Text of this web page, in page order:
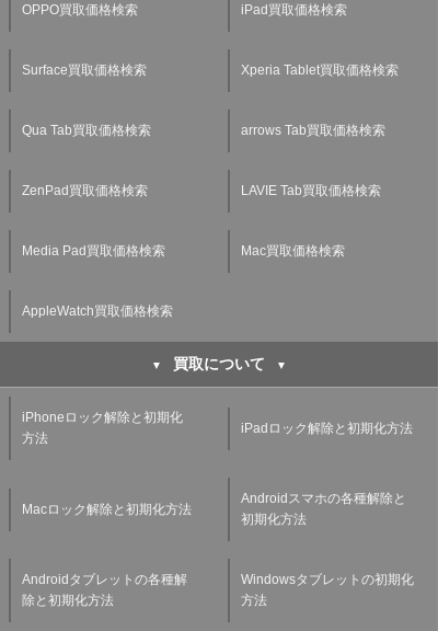
OPPO買取価格検索 iPad買取価格検索
Surface買取価格検索 Xperia Tablet買取価格検索
Qua Tab買取価格検索 arrows Tab買取価格検索
ZenPad買取価格検索 LAVIE Tab買取価格検索
Media Pad買取価格検索 Mac買取価格検索
AppleWatch買取価格検索
買取について
iPhoneロック解除と初期化
方法
iPadロック解除と初期化方法
Macロック解除と初期化方法
Androidスマホの各種解除と
初期化方法
Androidタブレットの各種解
除と初期化方法
Windowsタブレットの初期化
方法